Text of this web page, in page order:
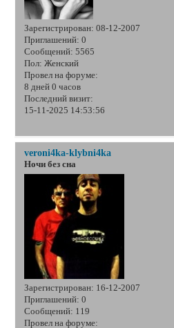
Зарегистрирован: 08-12-2007
Приглашений: 0
Сообщений: 5565
Пол: Женский
Провел на форуме:
8 дней 0 часов
Последний визит:
15-11-2025 14:53:56
veroni4ka-klybni4ka
Ночи без сна
Зарегистрирован: 16-12-2007
Приглашений: 0
Сообщений: 119
Провел на форуме: